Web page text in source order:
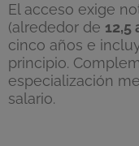
El acceso exige
(alrededor de 12,5
cinco años e
principio.
especialización
salario.